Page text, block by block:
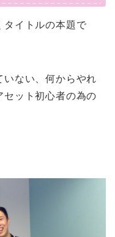
タイトルの本題で
いない、何からやれ
セット初心者の為の